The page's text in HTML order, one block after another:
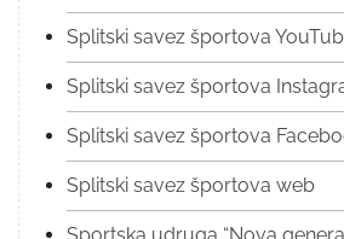
Splitski savez športova
Splitski savez športova
Splitski savez športova
Splitski savez športova web